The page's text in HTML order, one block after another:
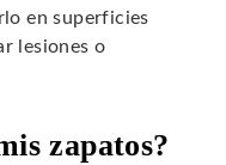
en superficies
lesiones o
zapatos?